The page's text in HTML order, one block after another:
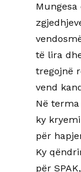
të lira
tregojnë
vend
Në
ky
për
Ky
për